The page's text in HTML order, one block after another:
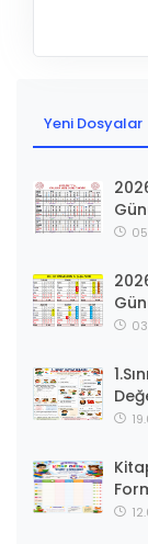
Yeni Dosyalar